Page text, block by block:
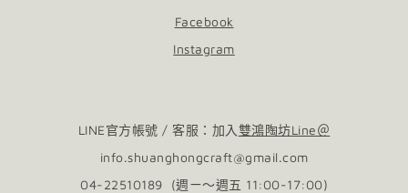
Facebook
Instagram
LINE官方帳號 / 客服：加入 雙鴻陶坊Line＠
info.shuanghongcraft@gmail.com
04-22510189 (週ㄧ～週五 11:00-17:00)